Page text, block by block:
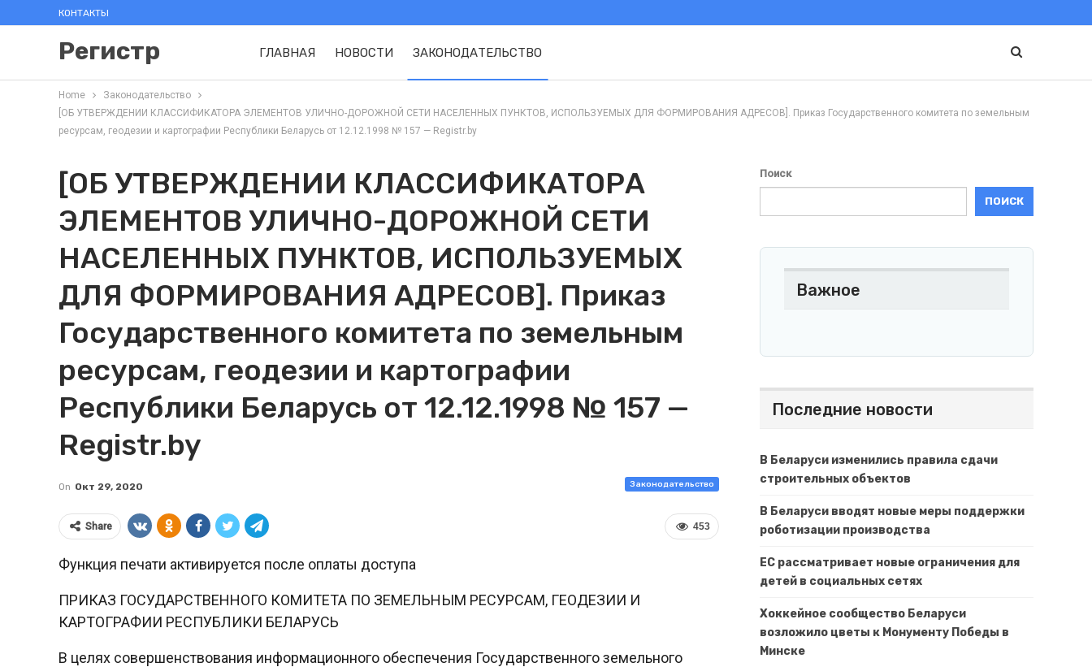
КОНТАКТЫ
Регистр ГЛАВНАЯ НОВОСТИ ЗАКОНОДАТЕЛЬСТВО
Home
Законодательство
[ОБ УТВЕРЖДЕНИИ КЛАССИФИКАТОРА ЭЛЕМЕНТОВ УЛИЧНО-ДОРОЖНОЙ СЕТИ НАСЕЛЕННЫХ ПУНКТОВ, ИСПОЛЬЗУЕМЫХ ДЛЯ ФОРМИРОВАНИЯ АДРЕСОВ]. Приказ Государственного комитета по земельным
ресурсам, геодезии и картографии Республики Беларусь от 12.12.1998 № 157 — Registr.by
[ОБ УТВЕРЖДЕНИИ КЛАССИФИКАТОРА
ЭЛЕМЕНТОВ УЛИЧНО-ДОРОЖНОЙ СЕТИ
НАСЕЛЕННЫХ ПУНКТОВ, ИСПОЛЬЗУЕМЫХ
ДЛЯ ФОРМИРОВАНИЯ АДРЕСОВ]. Приказ
Государственного комитета по земельным
ресурсам, геодезии и картографии
Республики Беларусь от 12.12.1998 № 157 —
Registr.by
Законодательство
On Окт 29, 2020
453
Share
Функция печати активируется после оплаты доступа
ПРИКАЗ ГОСУДАРСТВЕННОГО КОМИТЕТА ПО ЗЕМЕЛЬНЫМ РЕСУРСАМ, ГЕОДЕЗИИ И
КАРТОГРАФИИ РЕСПУБЛИКИ БЕЛАРУСЬ
В целях совершенствования информационного обеспечения Государственного земельного
Поиск
ПОИСК
Важное
Последние новости
В Беларуси изменились правила сдачи
строительных объектов
В Беларуси вводят новые меры поддержки
роботизации производства
ЕС рассматривает новые ограничения для
детей в социальных сетях
Хоккейное сообщество Беларуси
возложило цветы к Монументу Победы в
Минске